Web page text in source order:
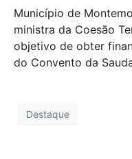
Município de
ministra da Coesão
objetivo de obter
do Convento da
Destaque